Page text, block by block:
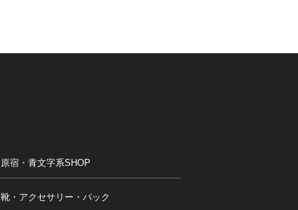
原宿・青文字系SHOP
靴・アクセサリー・バック